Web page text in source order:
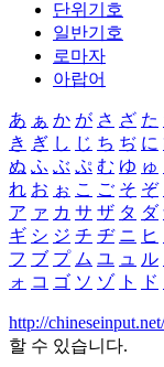
단위기호
일반기호
로마자
아랍어
あ ぁ か が さ ざ た
き ぎ し じ ち ぢ に
ぬ ふ ぶ ぷ む ゆ ゅ
れ お ぉ こ ご そ ぞ
ア ァ カ サ ザ タ ダ
ギ シ ジ チ ヂ ニ ヒ
フ ブ プ ム ユ ュ ル
ォ コ ゴ ソ ゾ ト ド
http://chineseinput.net/
할 수 있습니다.